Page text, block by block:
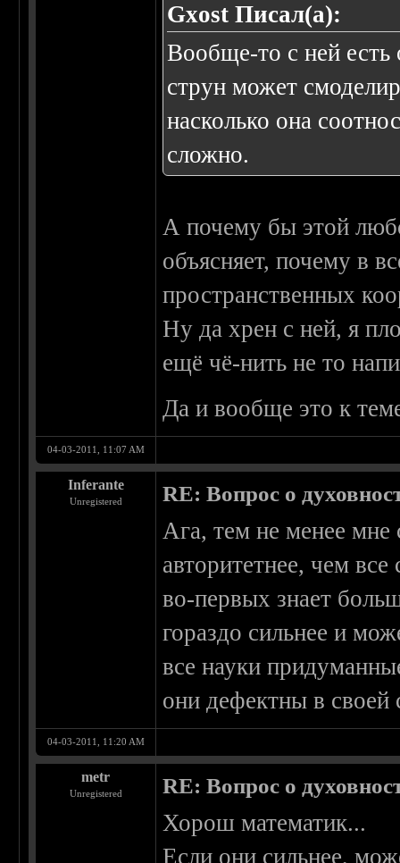
Gxost Писал(а):
Вообще-то с ней есть
струн может
насколько она
сложно.
А почему бы этой
объясняет, почему в
пространственных
Ну да хрен с ней, я
ещё чё-нить не то
Да и вообще это к
04-03-2011, 11:07 AM
Inferante
Unregistered RE: Вопрос о
Ага, тем не менее
авторитетнее, чем
во-первых знает
гораздо сильнее и
все науки
они дефектны в своей
04-03-2011, 11:20 AM
metr
Unregistered RE: Вопрос о
Хорош математик...
Если они сильнее,